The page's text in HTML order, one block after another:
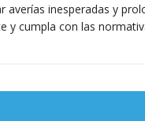
averías inesperadas y
y cumpla con las